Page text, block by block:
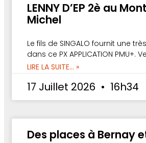
LENNY D’EP 2è au
Michel
Le fils de SINGALO fournit une
dans ce PX APPLICATION PMU+.
LIRE LA SUITE... »
17 Juillet 2026 16h34
Des places à Bernay